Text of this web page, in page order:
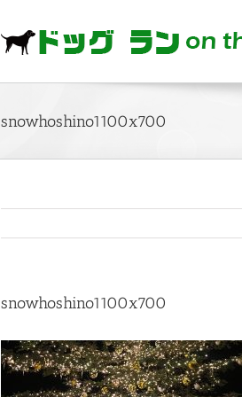
snowhoshino1100x700
snowhoshino1100x700